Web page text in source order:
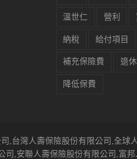
溫世仁 營利
納稅 給付項目
補充保險費 退
降低保費
,台灣人壽保險股份有限公司,全
司,安聯人壽保險股份有限公司,富